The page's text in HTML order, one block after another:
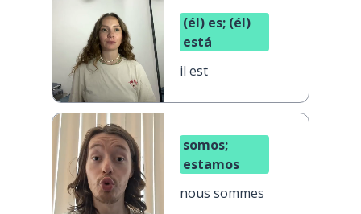
(él) es; (él)
está
il est
somos;
estamos
nous sommes